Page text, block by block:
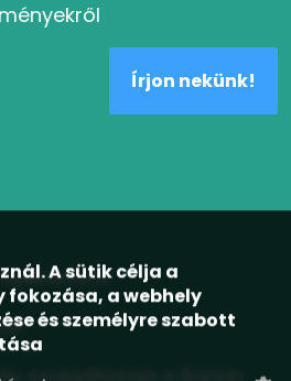
Írjon nekünk!
A sütik célja a
fokozása, a webhely
és személyre szabott